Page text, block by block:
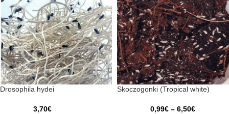
Drosophila hydei
3,70€
Skoczogonki (Tropical white)
0,99€ – 6,50€